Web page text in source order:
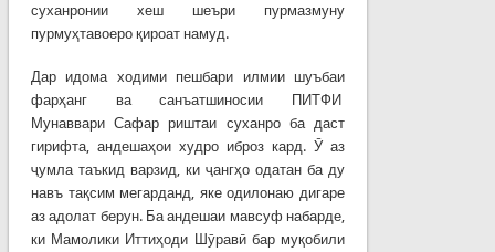
суханронии хеш шеъри пурмазмуну
пурмуҳтавоеро қироат намуд.
Дар идома ходими пешбари илмии шуъбаи
фарҳанг ва санъатшиносии ПИТФИ
Мунаввари Сафар риштаи суханро ба даст
гирифта, андешаҳои худро иброз кард. Ӯ аз
ҷумла таъкид варзид, ки ҷангҳо одатан ба ду
навъ тақсим мегарданд, яке одилонаю дигаре
аз адолат берун. Ба андешаи мавсуф набарде,
ки Мамолики Иттиҳоди Шӯравӣ бар муқобили